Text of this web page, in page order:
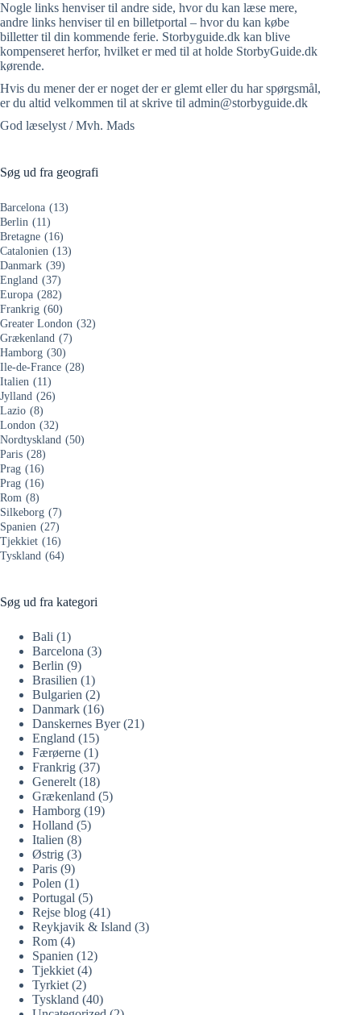
Nogle links henviser til andre side, hvor du kan læse mere,
andre links henviser til en billetportal – hvor du kan købe
billetter til din kommende ferie. Storbyguide.dk kan blive
kompenseret herfor, hvilket er med til at holde StorbyGuide.dk
kørende.
Hvis du mener der er noget der er glemt eller du har spørgsmål,
er du altid velkommen til at skrive til admin@storbyguide.dk
God læselyst / Mvh. Mads
Søg ud fra geografi
Barcelona (13)
Berlin (11)
Bretagne (16)
Catalonien (13)
Danmark (39)
England (37)
Europa (282)
Frankrig (60)
Greater London (32)
Grækenland (7)
Hamborg (30)
Ile-de-France (28)
Italien (11)
Jylland (26)
Lazio (8)
London (32)
Nordtyskland (50)
Paris (28)
Prag (16)
Prag (16)
Rom (8)
Silkeborg (7)
Spanien (27)
Tjekkiet (16)
Tyskland (64)
Søg ud fra kategori
Bali (1)
Barcelona (3)
Berlin (9)
Brasilien (1)
Bulgarien (2)
Danmark (16)
Danskernes Byer(21)
England (15)
Færøerne (1)
Frankrig (37)
Generelt (18)
Grækenland (5)
Hamborg (19)
Holland (5)
Italien (8)
Østrig (3)
Paris (9)
Polen (1)
Portugal (5)
Rejse blog (41)
Reykjavik & Island (3)
Rom (4)
Spanien (12)
Tjekkiet (4)
Tyrkiet (2)
Tyskland (40)